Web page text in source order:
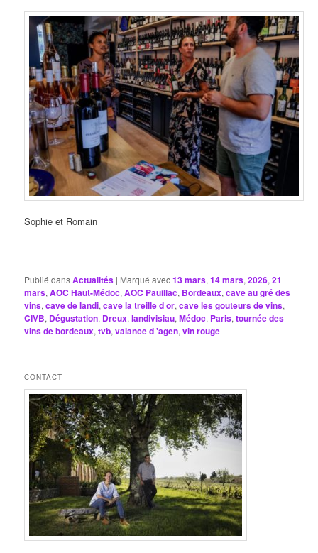
Sophie et Romain
Publié dansActualités | Marqué avec13 mars,14 mars,2026,21
mars,AOC Haut-Médoc,AOC Pauillac, Bordeaux,cave au gré des
vins,cave de landi,cave la treille d or,cave les gouteurs de vins,
CIVB, Dégustation, Dreux,landivisiau,Médoc, Paris,tournée des
vins de bordeaux,tvb,valance d 'agen,vin rouge
CONTACT